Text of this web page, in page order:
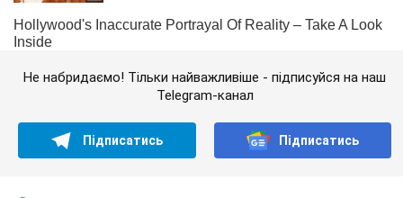
Не набридаємо! Тільки найважливіше - підписуйся на наш
Telegram-канал
Підписатись Підписатись